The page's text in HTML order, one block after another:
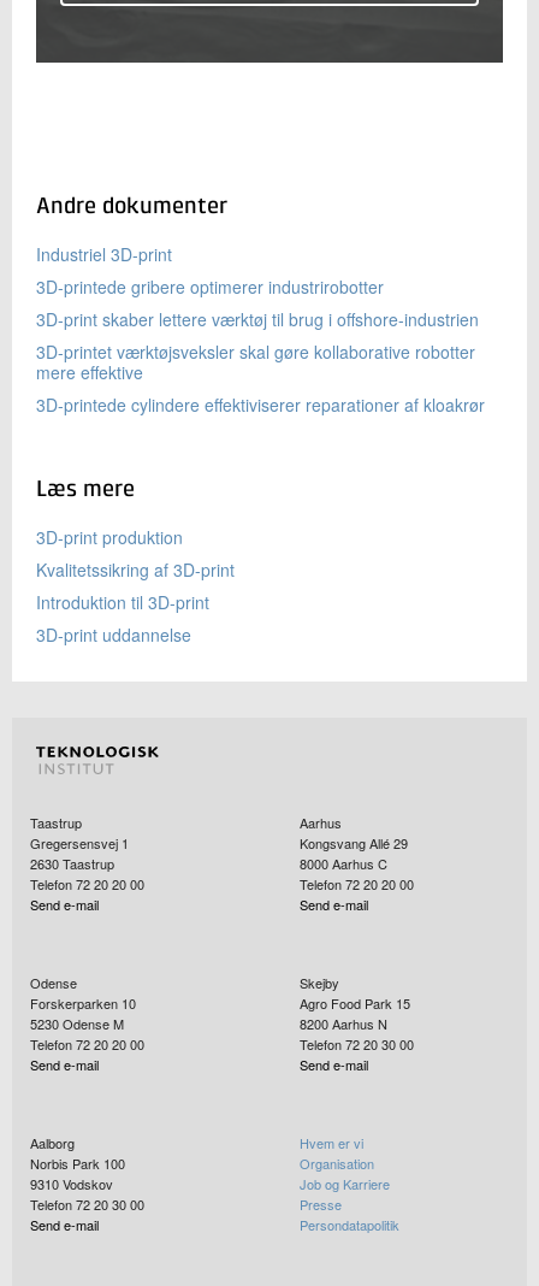
Andre dokumenter
Industriel 3D-print
3D-printede gribere optimerer industrirobotter
3D-print skaber lettere værktøj til brug i offshore-industrien
3D-printet værktøjsveksler skal gøre kollaborative robotter
mere effektive
3D-printede cylindere effektiviserer reparationer af kloakrør
Læs mere
3D-print produktion
Kvalitetssikring af 3D-print
Introduktion til 3D-print
3D-print uddannelse
Taastrup
Gregersensvej 1
2630Taastrup
Telefon 72 20 20 00
Send e-mail
Aarhus
Kongsvang Allé 29
8000Aarhus C
Telefon 72 20 20 00
Send e-mail
Odense
Forskerparken 10
5230Odense M
Telefon 72 20 20 00
Send e-mail
Skejby
Agro Food Park 15
8200Aarhus N
Telefon 72 20 30 00
Send e-mail
Aalborg
Norbis Park 100
9310Vodskov
Telefon 72 20 30 00
Send e-mail
Hvem er vi
Organisation
Job og Karriere
Presse
Persondatapolitik